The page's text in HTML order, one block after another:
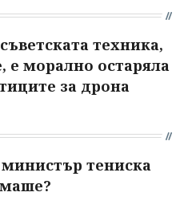
техника,
е морално остаряла
за дрона
тениска